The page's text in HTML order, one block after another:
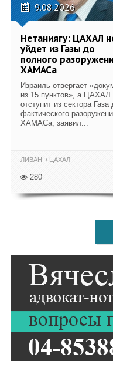
9.08.2026
Нетаниягу: ЦАХАЛ
уйдет из Газы до
полного
ХАМАСа
Израиль отвергает
из 15 пунктов», а ЦАХАЛ
отступит из сектора Газа
фактического
ХАМАСа, заявил...
ЛИВАН ЦАХАЛ
280